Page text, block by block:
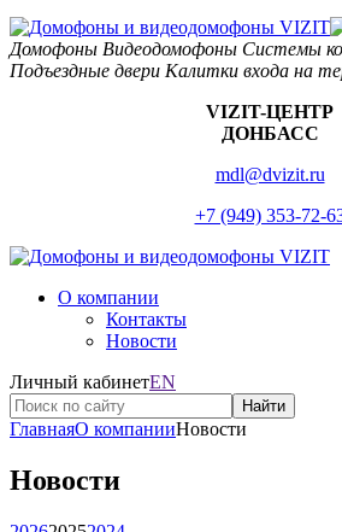
Домофоны Видеодомофоны Системы
Подъездные двери Калитки входа на
VIZIT-ЦЕНТР
ДОНБАСС
mdl@dvizit.ru
+7 (949) 353-72-
О компании
Контакты
Новости
Личный кабинетEN
Найти
ГлавнаяО компанииНовости
Новости